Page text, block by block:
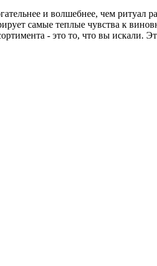
и волшебнее, чем ритуал
самые теплые чувства к
- это то, что вы искали.